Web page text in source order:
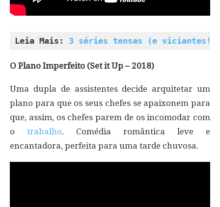
Leia Mais: 3 séries tensas (e viciantes!)
O Plano Imperfeito (Set it Up – 2018)
Uma dupla de assistentes decide arquitetar um
plano para que os seus chefes se apaixonem para
que, assim, os chefes parem de os incomodar com
o trabalho. Comédia romântica leve e
encantadora, perfeita para uma tarde chuvosa.